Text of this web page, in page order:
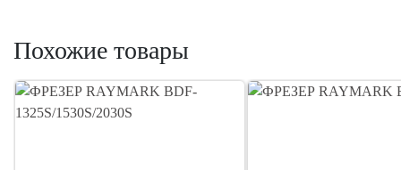
Похожие товары